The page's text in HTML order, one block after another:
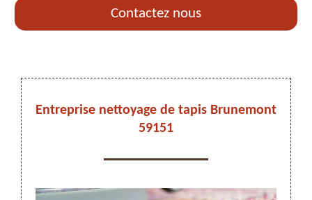
Contactez nous
Entreprise nettoyage de tapis Brunemont
59151